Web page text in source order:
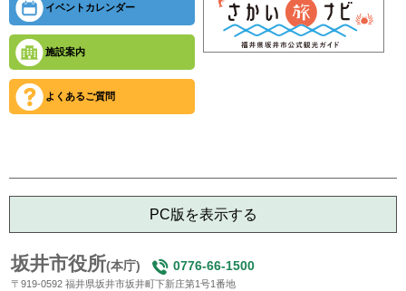
イベントカレンダー
施設案内
よくあるご質問
PC版を表示する
坂井市役所(本庁) 0776-66-1500
〒919-0592 福井県坂井市坂井町下新庄第1号1番地